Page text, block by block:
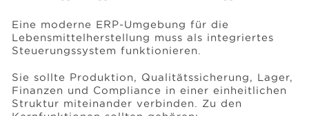
Eine moderne ERP-Umgebung für die
Lebensmittelherstellung muss als integriertes
Steuerungssystem funktionieren.
Sie sollte Produktion, Qualitätssicherung, Lager,
Finanzen und Compliance in einer einheitlichen
Struktur miteinander verbinden. Zu den